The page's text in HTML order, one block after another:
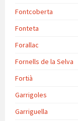
Fontcoberta
Fonteta
Forallac
Fornells de la Selva
Fortià
Garrigoles
Garriguella